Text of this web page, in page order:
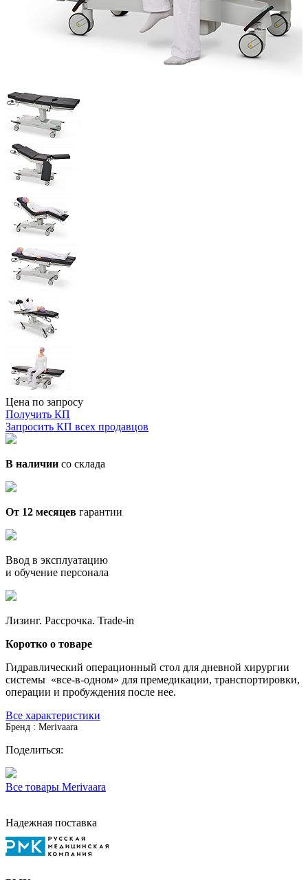
Цена по запросу
Получить КП
Запросить КП всех продавцов
В наличии со склада
От 12 месяцев гарантии
Ввод в эксплуатацию
и обучение персонала
Лизинг. Рассрочка. Trade-in
Коротко о товаре
Гидравлический операционный стол для дневной хирургии
системы «все-в-одном» для премедикации, транспортировки,
операции и пробуждения после нее.
Все характеристики
Бренд : Merivaara
Поделиться:
Все товары Merivaara
Надежная поставка